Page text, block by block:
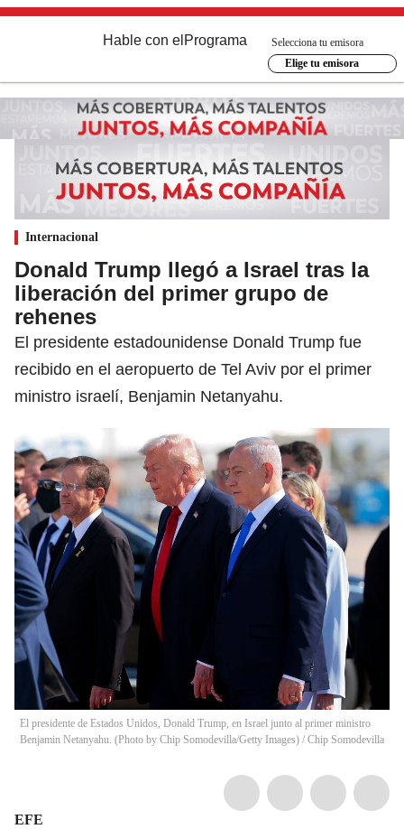
Hable con el Programa
Selecciona tu emisora
Elige tu emisora
Internacional
Donald Trump llegó a Israel tras la
liberación del primer grupo de
rehenes
El presidente estadounidense Donald Trump fue
recibido en el aeropuerto de Tel Aviv por el primer
ministro israelí, Benjamin Netanyahu.
El presidente de Estados Unidos, Donald Trump, en Israel junto al primer ministro
Benjamin Netanyahu. (Photo by Chip Somodevilla/Getty Images) / Chip Somodevilla
EFE